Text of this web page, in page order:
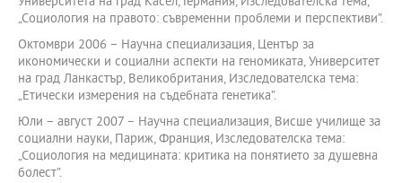
„Социология на правото: съвременни проблеми и перспективи”.
Октомври 2006 – Научна специализация, Център за
икономически и социални аспекти на геномиката, Университет
на град Ланкастър, Великобритания, Изследователска тема:
„Етически измерения на съдебната генетика”.
Юли – август 2007 – Научна специализация, Висше училище за
социални науки, Париж, Франция, Изследователска тема:
„Социология на медицината: критика на понятието за душевна
болест”.